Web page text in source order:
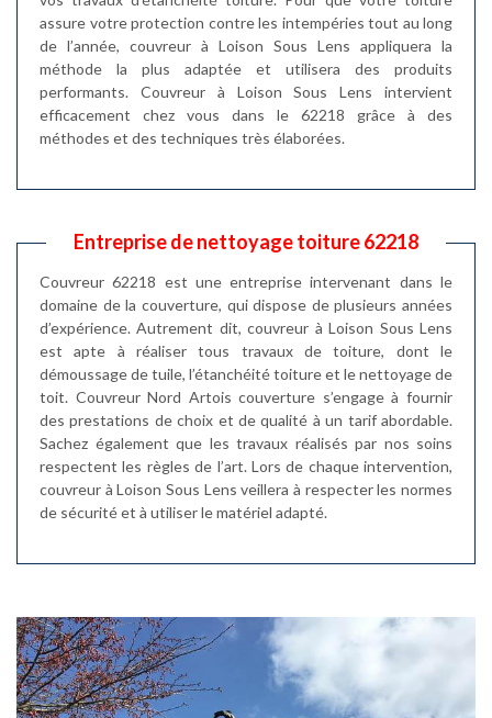
assure votre protection contre les intempéries tout au long
de l’année, couvreur à Loison Sous Lens appliquera la
méthode la plus adaptée et utilisera des produits
performants. Couvreur à Loison Sous Lens intervient
efficacement chez vous dans le 62218 grâce à des
méthodes et des techniques très élaborées.
Entreprise de nettoyage toiture 62218
Couvreur 62218 est une entreprise intervenant dans le
domaine de la couverture, qui dispose de plusieurs années
d’expérience. Autrement dit, couvreur à Loison Sous Lens
est apte à réaliser tous travaux de toiture, dont le
démoussage de tuile, l’étanchéité toiture et le nettoyage de
toit. Couvreur Nord Artois couverture s’engage à fournir
des prestations de choix et de qualité à un tarif abordable.
Sachez également que les travaux réalisés par nos soins
respectent les règles de l’art. Lors de chaque intervention,
couvreur à Loison Sous Lens veillera à respecter les normes
de sécurité et à utiliser le matériel adapté.